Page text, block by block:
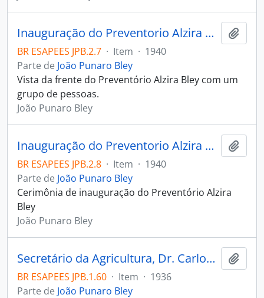
Inauguração do Preventorio Alzira Bley
BR ESAPEES JPB.2.7 · Item · 1940
Parte de João Punaro Bley
Vista da frente do Preventório Alzira Bley com um
grupo de pessoas.
João Punaro Bley
Inauguração do Preventorio Alzira Bley
BR ESAPEES JPB.2.8 · Item · 1940
Parte de João Punaro Bley
Cerimônia de inauguração do Preventório Alzira
Bley
João Punaro Bley
Secretário da Agricultura, Dr. Carlos Monteiro Lindenberg
BR ESAPEES JPB.1.60 · Item · 1936
Parte de João Punaro Bley